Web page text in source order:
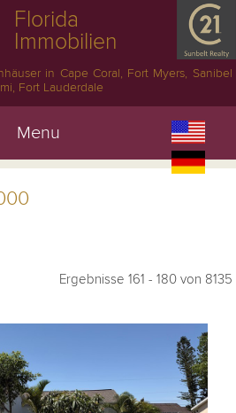
Florida
Immobilien
in Cape Coral, Fort Myers, Sanibel
Fort Lauderdale
Menu
Ergebnisse 161 - 180 von 8135